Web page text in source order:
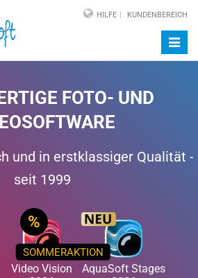
HILFE KUNDENBEREICH
auf-/
FOTO- UND
und in erstklassiger Qualität -
seit 1999
%
SOMMERAKTION
Video Vision
AquaSoft Stages